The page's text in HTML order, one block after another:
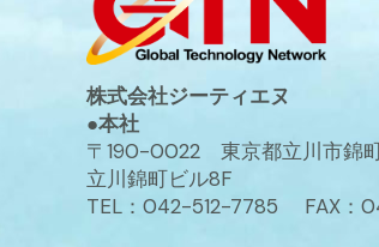
株式会社ジーティエヌ
●本社
〒190-0022 東京都立川市錦
立川錦町ビル8F
TEL：042-512-7785 FAX：